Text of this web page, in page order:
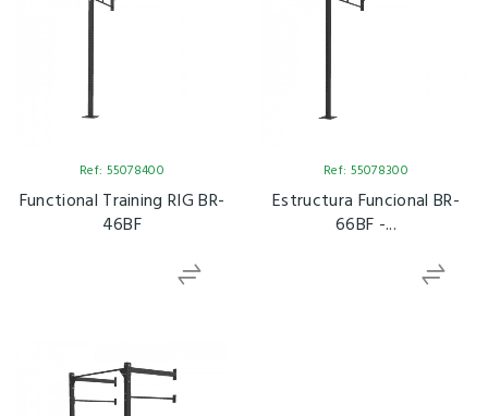
Ref: 55078400
Functional Training RIG BR-
46BF
Ref: 55078300
Estructura Funcional BR-
66BF -...